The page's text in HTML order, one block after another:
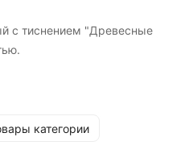
с тиснением "Древесные
категории